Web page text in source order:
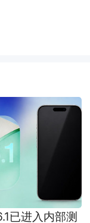
已进入内部测